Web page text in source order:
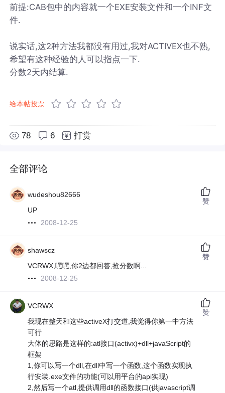
前提:CAB包中的内容就一个EXE安装文件和一个INF文
件.
说实话,这2种方法我都没有用过,我对ACTIVEX也不熟,
希望有这种经验的人可以指点一下.
分数2天内结算.
给本帖投票
78 6 打赏
全部评论
wudeshou82666
UP
2008-12-25
赞
shawscz
VCRWX,嘿嘿,你2边都回答,抢分数啊...
2008-12-25
赞
VCRWX
我现在整天和这些activeX打交道,我觉得你第一中方法
可行
大体的思路是这样的:atl接口(activx)+dll+javaScript的
框架
1,你可以写一个dll,在dll中写一个函数,这个函数实现执
行安装.exe文件的功能(可以用平台的api实现)
2,然后写一个atl,提供调用dll的函数接口(供javascript调
赞